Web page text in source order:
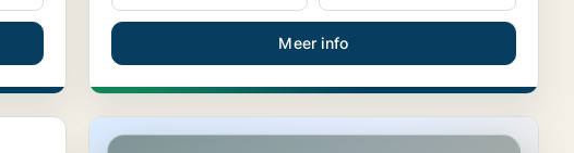
Meer info
Productie in Amsterdam-Zuidoost, Amsterdam